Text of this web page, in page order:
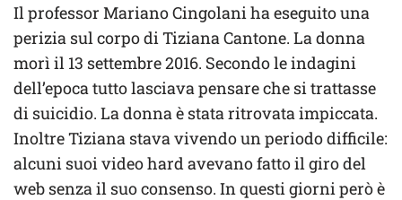
Il professor Mariano Cingolani ha eseguito una
perizia sul corpo di Tiziana Cantone. La donna
morì il 13 settembre 2016. Secondo le indagini
dell’epoca tutto lasciava pensare che si trattasse
di suicidio. La donna è stata ritrovata impiccata.
Inoltre Tiziana stava vivendo un periodo difficile:
alcuni suoi video hard avevano fatto il giro del
web senza il suo consenso. In questi giorni però è